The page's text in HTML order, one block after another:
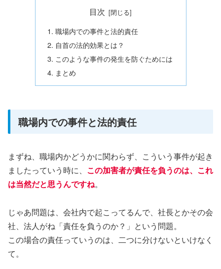
目次
職場内での事件と法的責任
自首の法的効果とは？
このような事件の発生を防ぐためには
まとめ
職場内での事件と法的責任
まずね、職場内かどうかに関わらず、こういう事件が起き
ましたっていう時に、 この加害者が責任を負うのは、これ
は当然だと思うんですね。
じゃあ問題は、会社内で起こってるんで、社長とかその会
社、法人がね「責任を負うのか？」という問題。
この場合の責任っていうのは、二つに分けないといけなく
て。